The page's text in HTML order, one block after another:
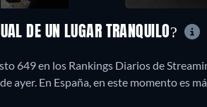
DE UN LUGAR TRANQUILO?
649 en los Rankings Diarios de
ayer. En España, en este momento es